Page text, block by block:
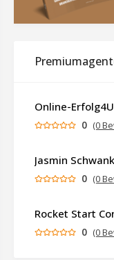
Online-Erfolg4U
0 (0
0 (0
Rocket Start
0 (0